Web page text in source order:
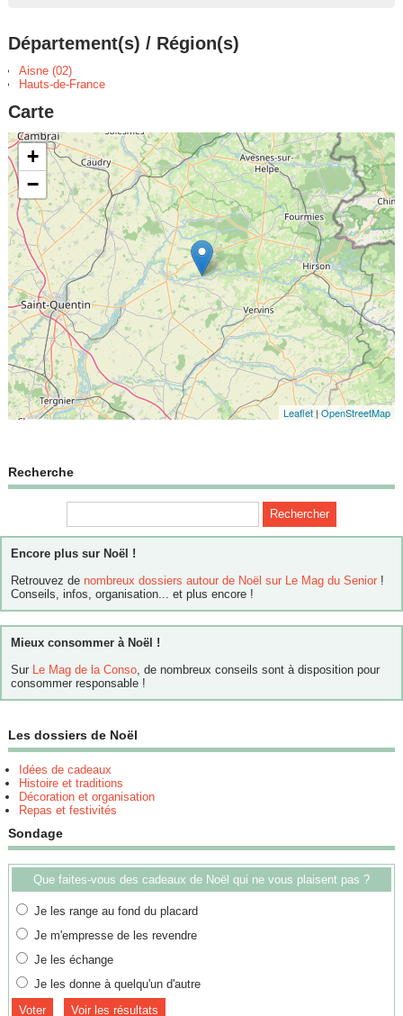
Département(s) / Région(s)
Aisne (02)
Hauts-de-France
Carte
+
−
Leaflet |OpenStreetMap
Recherche
Encore plus sur Noël !
Retrouvez de nombreux dossiers autour de Noël sur Le Mag du Senior !
Conseils, infos, organisation... et plus encore !
Mieux consommer à Noël !
Sur
Le Mag de la Conso , de nombreux conseils sont à disposition pour
consommer responsable !
Les dossiers de Noël
Idées de cadeaux
Histoire et traditions
Décoration et organisation
Repas et festivités
Sondage
Que faites-vous des cadeaux de Noël qui ne vous plaisent pas ?
Je les range au fond du placard
Je m'empresse de les revendre
Je les échange
Je les donne à quelqu'un d'autre
Voir les résultats